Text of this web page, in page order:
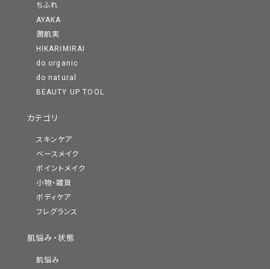
ちふれ
AYAKA
潤肌実
HIKARIMIRAI
do organic
do natural
BEAUTY UP TOOL
カテゴリ
スキンケア
ベースメイク
ポイントメイク
小物・雑貨
ボディケア
フレグランス
肌悩み・状態
肌悩み